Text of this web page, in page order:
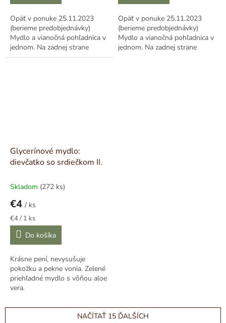
Opäť v ponuke 25.11.2023
(berieme predobjednávky)
Mydlo a vianočná pohľadnica v
jednom. Na zadnej strane
krabičky je vytlačené želanie a
Opäť v ponuke 25.11.2023
(berieme predobjednávky)
Mydlo a vianočná pohľadnica v
jednom. Na zadnej strane
Glycerínové mydlo:
dievčatko so srdiečkom II.
Skladom (272 ks)
€4 / ks
Jednotková
cena:
€4 / 1 ks
Do košíka
Krásne pení, nevysušuje
pokožku a pekne vonia. Zelené
priehľadné mydlo s vôňou aloe
vera.
NAČÍTAŤ 15 ĎALŠÍCH